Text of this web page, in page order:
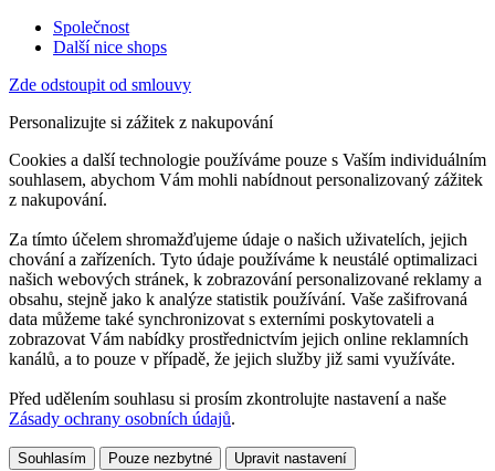
Společnost
Další nice shops
Zde odstoupit od smlouvy
Personalizujte si zážitek z nakupování
Cookies a další technologie používáme pouze s Vaším individuálním
souhlasem, abychom Vám mohli nabídnout personalizovaný zážitek
z nakupování.
Za tímto účelem shromažďujeme údaje o našich uživatelích, jejich
chování a zařízeních. Tyto údaje používáme k neustálé optimalizaci
našich webových stránek, k zobrazování personalizované reklamy a
obsahu, stejně jako k analýze statistik používání. Vaše zašifrovaná
data můžeme také synchronizovat s externími poskytovateli a
zobrazovat Vám nabídky prostřednictvím jejich online reklamních
kanálů, a to pouze v případě, že jejich služby již sami využíváte.
Před udělením souhlasu si prosím zkontrolujte nastavení a naše
Zásady ochrany osobních údajů.
Souhlasím Pouze nezbytné Upravit nastavení